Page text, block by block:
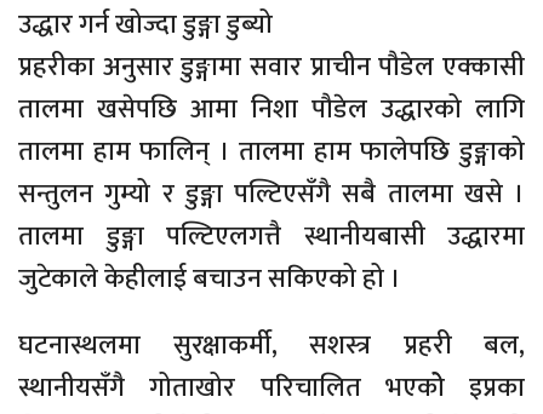
उद्धार गर्न खोज्दा डुङ्गा डुब्यो
प्रहरीका अनुसार डुङ्गामा सवार प्राचीन पौडेल एक्कासी
तालमा खसेपछि आमा निशा पौडेल उद्धारको लागि
तालमा हाम फालिन् । तालमा हाम फालेपछि डुङ्गाको
सन्तुलन गुम्यो र डुङ्गा पल्टिएसँगै सबै तालमा खसे ।
तालमा डुङ्गा पल्टिएलगत्तै स्थानीयबासी उद्धारमा
जुटेकाले केहीलाई बचाउन सकिएको हो ।
घटनास्थलमा सुरक्षाकर्मी, सशस्त्र प्रहरी बल,
स्थानीयसँगै गोताखोर परिचालित भएकोे इप्रका